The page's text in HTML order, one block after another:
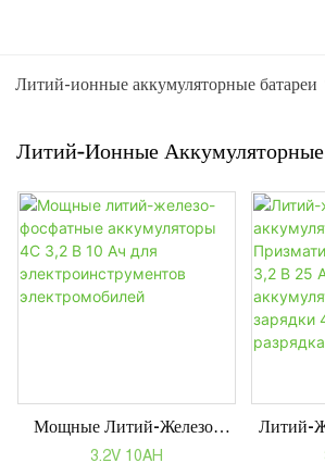
Литий-ионные аккумуляторные батареи
Литий-Ионные Аккумуляторные
Мощные Литий-Железо-
Фосфатные Аккумуляторы
3.2V 10AH
Литий-